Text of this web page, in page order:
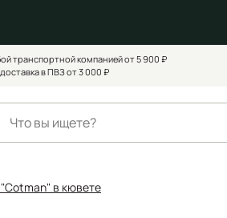
транспортной компанией от 5 900 ₽
в ПВЗ от 3 000 ₽
в кювете